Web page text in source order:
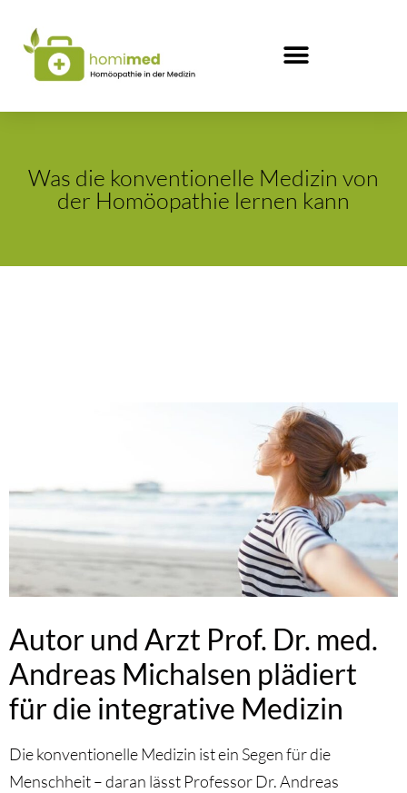
Was die konventionelle Medizin von
der Homöopathie lernen kann
Autor und Arzt Prof. Dr. med.
Andreas Michalsen plädiert
für die integrative Medizin
Die konventionelle Medizin ist ein Segen für die
Menschheit – daran lässt Professor Dr. Andreas